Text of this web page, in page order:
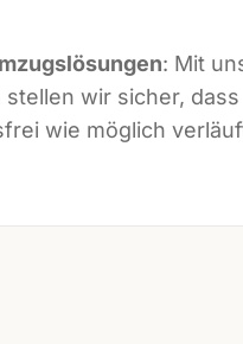
: Mit
wir sicher,
wie möglich